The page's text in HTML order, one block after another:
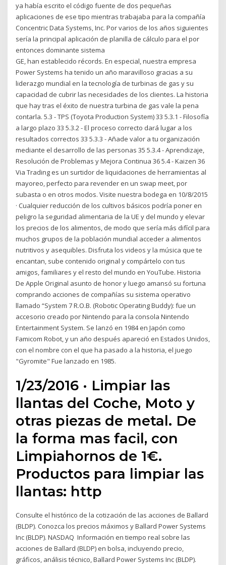
ya había escrito el código fuente de dos pequeñas
aplicaciones de ese tipo mientras trabajaba para la compañía
Concentric Data Systems, Inc. Por varios de los años siguientes
sería la principal aplicación de planilla de cálculo para el por
entonces dominante sistema
GE, han establecido récords. En especial, nuestra empresa
Power Systems ha tenido un año maravilloso gracias a su
liderazgo mundial en la tecnología de turbinas de gas y su
capacidad de cubrir las necesidades de los clientes. La historia
que hay tras el éxito de nuestra turbina de gas vale la pena
contarla. 5.3 - TPS (Toyota Production System) 33 5.3.1 - Filosofía
a largo plazo 33 5.3.2 - El proceso correcto dará lugar a los
resultados correctos 33 5.3.3 - Añade valor a tu organización
mediante el desarrollo de las personas 35 5.3.4 - Aprendizaje,
Resolución de Problemas y Mejora Continua 36 5.4 - Kaizen 36
Via Trading es un surtidor de liquidaciones de herramientas al
mayoreo, perfecto para revender en un swap meet, por
subasta o en otros modos. Visite nuestra bodega en 10/8/2015
· Cualquier reducción de los cultivos básicos podría poner en
peligro la seguridad alimentaria de la UE y del mundo y elevar
los precios de los alimentos, de modo que sería más difícil para
muchos grupos de la población mundial acceder a alimentos
nutritivos y asequibles. Disfruta los videos y la música que te
encantan, sube contenido original y compártelo con tus
amigos, familiares y el resto del mundo en YouTube. Historia
De Apple Original asunto de honor y luego amansó su fortuna
comprando acciones de compañías su sistema operativo
llamado “System 7 R.O.B. (Robotic Operating Buddy): fue un
accesorio creado por Nintendo para la consola Nintendo
Entertainment System. Se lanzó en 1984 en Japón como
Famicom Robot, y un año después apareció en Estados Unidos,
con el nombre con el que ha pasado a la historia, el juego
"Gyromite" Fue lanzado en 1985.
1/23/2016 · Limpiar las
llantas del Coche, Moto y
otras piezas de metal. De
la forma mas facil, con
Limpiahornos de 1€.
Productos para limpiar las
llantas: http
Consulte el histórico de la cotización de las acciones de Ballard
(BLDP). Conozca los precios máximos y Ballard Power Systems
Inc (BLDP). NASDAQ Información en tiempo real sobre las
acciones de Ballard (BLDP) en bolsa, incluyendo precio,
gráficos, análisis técnico, Ballard Power Systems Inc (BLDP).